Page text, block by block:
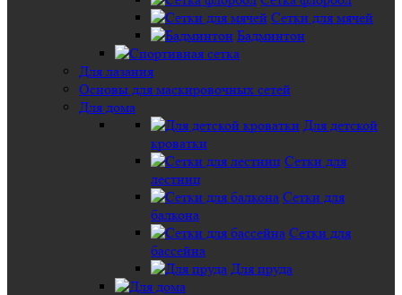
Сетки для мячей
Бадминтон
Для лазания
Основы для маскировочных сетей
Для дома
Для детской
кроватки
Сетки для
лестниц
Сетки для
балкона
Сетки для
бассейна
Для пруда